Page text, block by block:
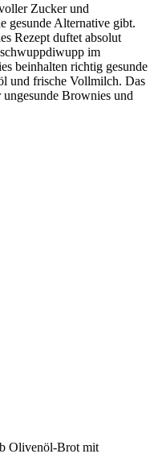
Zucker und
gesunde Alternative gibt.
Rezept duftet absolut
im
beinhalten richtig gesunde
und frische Vollmilch. Das
Brownies und
Olivenöl-Brot mit